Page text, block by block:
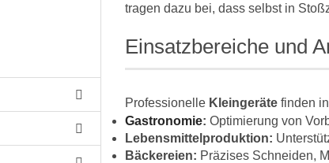
tragen dazu bei, dass selbst in
Einsatzbereiche und
Professionelle Kleingerätefinden in
Gastronomie: Optimierung von
Lebensmittelproduktion:
Bäckereien: Präzises Schneiden,